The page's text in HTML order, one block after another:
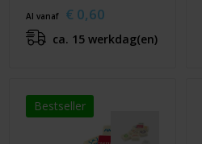
Al vanaf € 0,60
ca. 15 werkdag(en)
Bestseller